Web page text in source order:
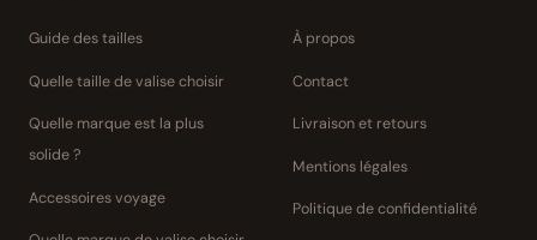
Guide des tailles
Quelle taille de valise choisir
Quelle marque est la plus
solide ?
Accessoires voyage
À propos
Contact
Livraison et retours
Mentions légales
Politique de confidentialité